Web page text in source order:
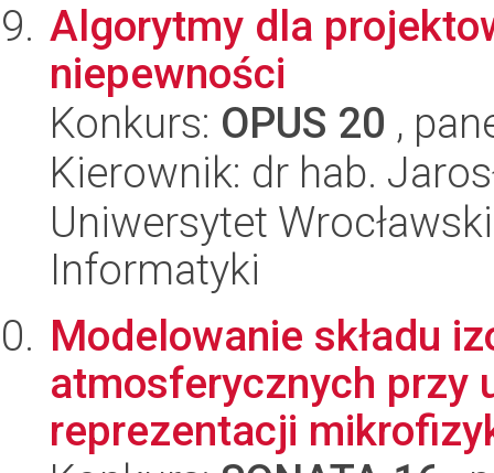
Algorytmy dla
niepewności
Konkurs: OPUS 20 ,
Kierownik: dr hab.
Uniwersytet
Informatyki
Modelowanie składu
atmosferycznych przy
reprezentacji